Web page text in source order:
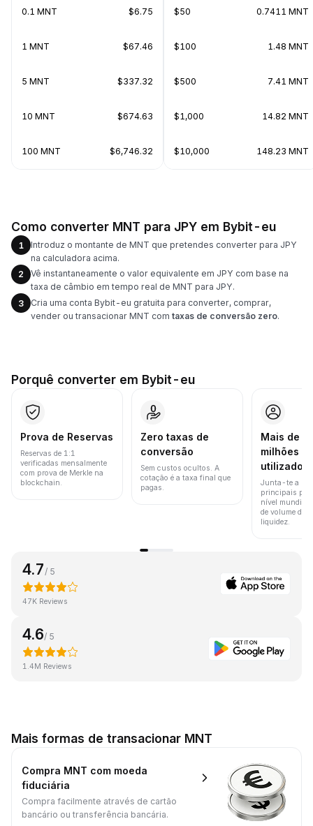
0.1 MNT $6.75
1 MNT $67.46
5 MNT $337.32
10 MNT $674.63
100 MNT $6,746.32
$50 0.7411 MNT
$100 1.48 MNT
$500 7.41 MNT
$1,000 14.82 MNT
$10,000 148.23 MNT
Como converter MNT para JPY em Bybit-eu
1
Introduz o montante de MNT que pretendes converter para JPY
na calculadora acima.
2
Vê instantaneamente o valor equivalente em JPY com base na
taxa de câmbio em tempo real de MNT para JPY.
3
Cria uma conta Bybit-eu gratuita para converter, comprar,
vender ou transacionar MNT com taxas de conversão zero.
Porquê converter em Bybit-eu
Prova de Reservas
Reservas de 1:1
verificadas mensalmente
com prova de Merkle na
blockchain.
Zero taxas de
conversão
Sem custos ocultos. A
cotação é a taxa final que
pagas.
Mais de
milhões
Junta-te a
principais
nível mundial
de volume de
liquidez.
4.7 / 5
47K Reviews
4.6/ 5
1.4M Reviews
Mais formas de transacionar MNT
Compra MNT com moeda
fiduciária
Compra facilmente através de cartão
bancário ou transferência bancária.